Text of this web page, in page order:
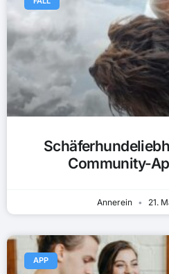
Community-
Annerein 21.
APP